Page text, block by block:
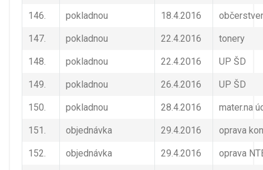
146. pokladnou 18.4.2016
147. pokladnou 22.4.2016 tonery
148. pokladnou 22.4.2016 UP ŠD
149. pokladnou 26.4.2016 UP ŠD
150. pokladnou 28.4.2016 mater.na
151. objednávka 29.4.2016 oprava
152. objednávka 29.4.2016 oprava